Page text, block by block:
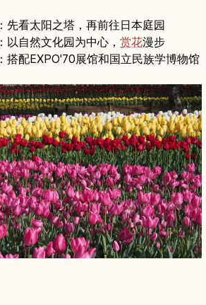
：先看太阳之塔，再前往日本庭园
：以自然文化园为中心， 赏花漫步
：搭配EXPO'70展馆和国立民族学博物馆